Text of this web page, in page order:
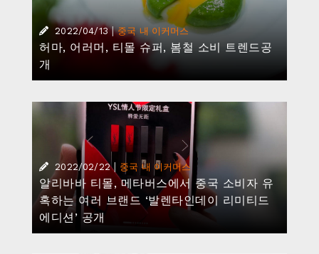
2022/04/13 | 중국 내 이커머스
허마, 어러머, 티몰 슈퍼, 봄철 소비 트렌드공
개
2022/02/22 | 중국 내 이커머스
알리바바 티몰, 메타버스에서 중국 소비자 유
혹하는 여러 브랜드 ‘발렌타인데이 리미티드
에디션’ 공개